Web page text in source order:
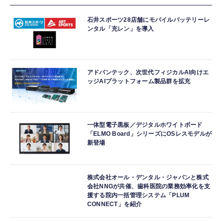
石井スポーツ28店舗にモバイルバッテリーレ
ンタル「充レン」を導入
アドバンテック、次世代フィジカルAI向けエ
ッジAIプラットフォーム製品群を拡充
一体型電子黒板／デジタルホワイトボード
「ELMO Board」シリーズにOSレスモデルが
新登場
株式会社オール・デンタル・ジャパンと株式
会社NNGが共催、歯科医院の業務効率化を支
援する院内一括管理システム「PLUM
CONNECT」を紹介